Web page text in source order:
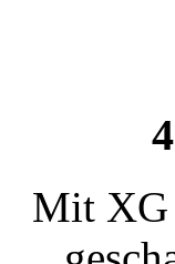
Mit XG